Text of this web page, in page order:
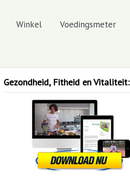
Winkel Voedingsmeter
Gezondheid, Fitheid en Vitaliteit: